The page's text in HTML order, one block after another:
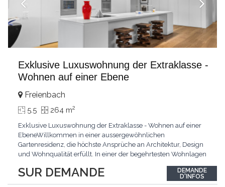
Exklusive Luxuswohnung der Extraklasse -
Wohnen auf einer Ebene
SUR DEMANDE
Freienbach
5.5 264 m2
Exklusive Luxuswohnung der Extraklasse - Wohnen auf einer
EbeneWillkommen in einer aussergewöhnlichen
Gartenresidenz, die höchste Ansprüche an Architektur, Design
und Wohnqualität erfüllt. In einer der begehrtesten Wohnlagen
exklusives Zuhause mit über 230 m² Wohnfläche, das
Grosszügigkeit, Privatsphäre und zeitlose Eleganz auf
DEMANDE
D'INFOS